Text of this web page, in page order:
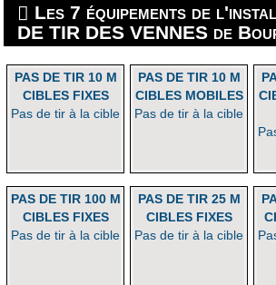
Les 7 équipements de
DE TIR DES VENNES de
PAS DE TIR 10 M
CIBLES FIXES
Pas de tir à la cible
PAS DE TIR 10 M
CIBLES MOBILES
Pas de tir à la cible
PAS DE TIR 100 M
CIBLES FIXES
Pas de tir à la cible
PAS DE TIR 25 M
CIBLES FIXES
Pas de tir à la cible